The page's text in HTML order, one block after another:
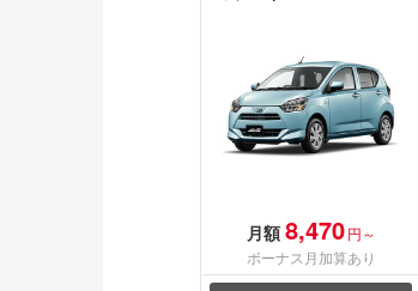
月額 8,470 円～
ボーナス月加算あり